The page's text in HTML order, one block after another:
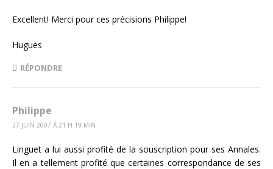
Excellent! Merci pour ces précisions Philippe!
Hugues
RÉPONDRE
Philippe
27 JUIN 2007 Á 21 H 19 MIN
Linguet a lui aussi profité de la souscription pour ses Annales.
Il en a tellement profité que certaines correspondance de ses